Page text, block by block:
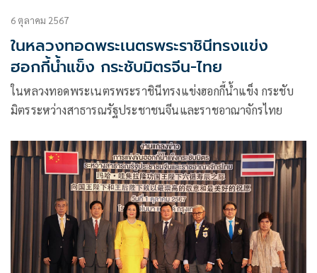
6 ตุลาคม 2567
ในหลวงทอดพระเนตรพระราชินีทรงแข่ง
ฮอกกี้น้ำแข็ง กระชับมิตรจีน-ไทย
ในหลวงทอดพระเนตรพระราชินีทรงแข่งฮอกกี้น้ำแข็ง กระชับ
มิตรระหว่างสาธารณรัฐประชาชนจีนและราชอาณาจักรไทย